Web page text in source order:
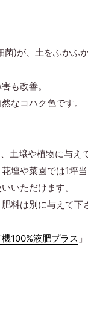
)が、土をふかふ
も改善。
なコハク色です。
土壌や植物に与え
壇や菜園では1坪
いただけます。
料は別に与えて下
100%液肥プラス